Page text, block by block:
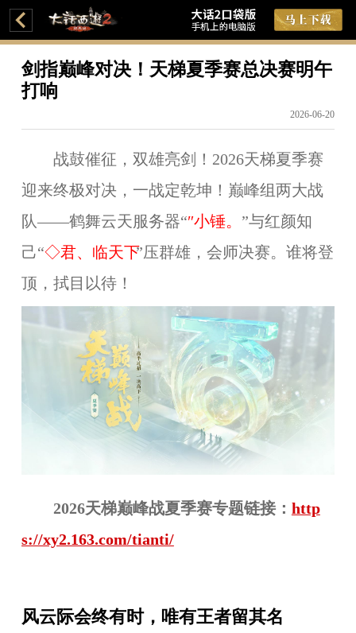
剑指巅峰对决！天梯夏季赛总决赛明午
打响
2026-06-20
战鼓催征，双雄亮剑！2026天梯夏季赛
迎来终极对决，一战定乾坤 ！ 巅峰组两大战
队——鹤舞云天服务器“″小锤。 ”与红颜知
己“◇君、临天下”压群雄，会师决赛。谁将登
顶，拭目以待！
2026天梯巅峰战夏季赛专题链接： http
s://xy2.163.com/tianti/
风云际会终有时，唯有王者留其名